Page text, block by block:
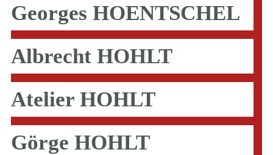
Georges HOENTSCHEL
Albrecht HOHLT
Atelier HOHLT
Görge HOHLT